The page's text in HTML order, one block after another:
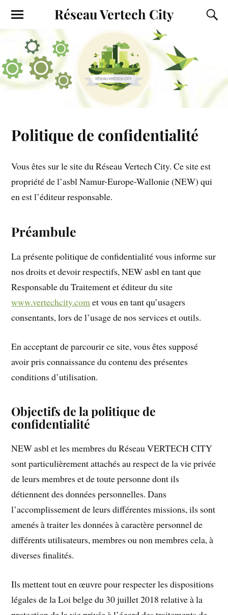
Réseau Vertech City
Politique de confidentialité
Vous êtes sur le site du Réseau Vertech City. Ce site est
propriété de l’asbl Namur-Europe-Wallonie (NEW) qui
en est l’éditeur responsable.
Préambule
La présente politique de confidentialité vous informe sur
nos droits et devoir respectifs, NEW asbl en tant que
Responsable du Traitement et éditeur du site
www.vertechcity.comet vous en tant qu’usagers
consentants, lors de l’usage de nos services et outils.
En acceptant de parcourir ce site, vous êtes supposé
avoir pris connaissance du contenu des présentes
conditions d’utilisation.
Objectifs de la politique de
confidentialité
NEW asbl et les membres du Réseau VERTECH CITY
sont particulièrement attachés au respect de la vie privée
de leurs membres et de toute personne dont ils
détiennent des données personnelles. Dans
l’accomplissement de leurs différentes missions, ils sont
amenés à traiter les données à caractère personnel de
différents utilisateurs, membres ou non membres cela, à
diverses finalités.
Ils mettent tout en œuvre pour respecter les dispositions
légales de la Loi belge du 30 juillet 2018 relative à la